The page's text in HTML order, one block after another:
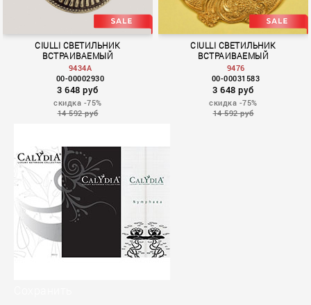
MEDICI
CIULLI СВЕТИЛЬНИК
ВСТРАИВАЕМЫЙ
9434A
00-00002930
3 648 руб
скидка -75%
14 592 руб
CIULLI СВЕТИЛЬНИК
ВСТРАИВАЕМЫЙ
9476
00-00031583
3 648 руб
скидка -75%
14 592 руб